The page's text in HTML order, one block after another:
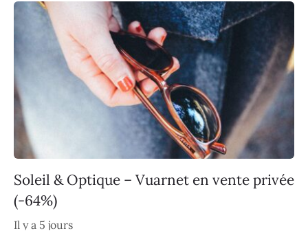
Soleil & Optique – Vuarnet en vente privée
(-64%)
Il y a 5 jours